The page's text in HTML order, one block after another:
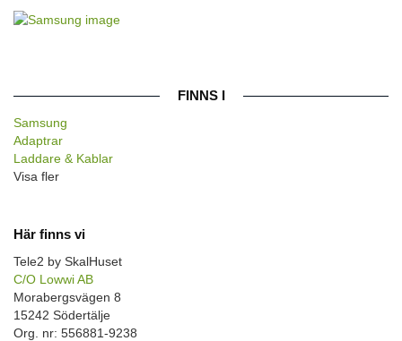
FINNS I
Samsung
Adaptrar
Laddare & Kablar
Visa fler
Här finns vi
Tele2 by SkalHuset
C/O Lowwi AB
Morabergsvägen 8
15242 Södertälje
Org. nr: 556881-9238